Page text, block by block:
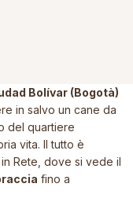
Bolívar (Bogotà)
in salvo un cane da
del quartiere
vita. Il tutto è
Rete, dove si vede il
fino a